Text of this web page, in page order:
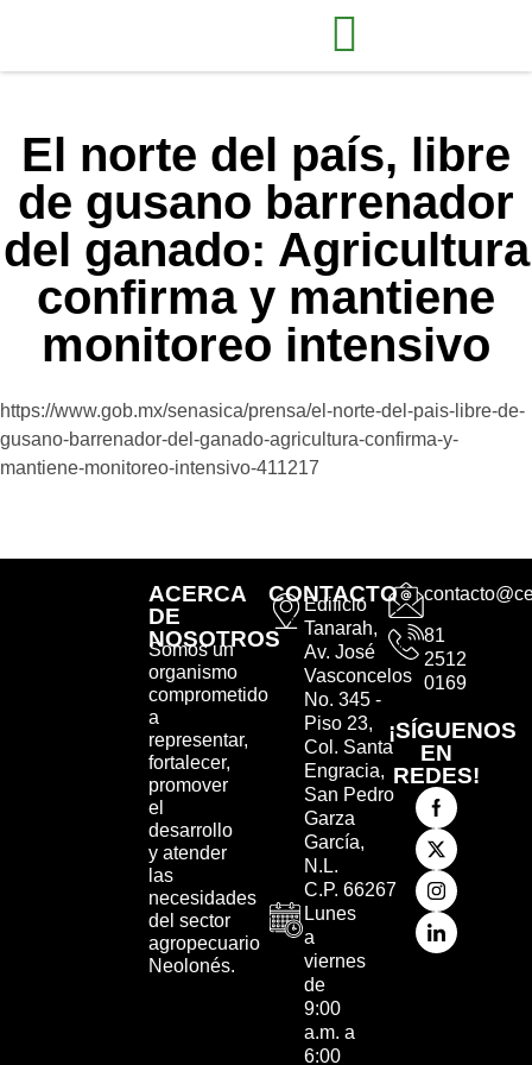
El norte del país, libre
de gusano barrenador
del ganado: Agricultura
confirma y mantiene
monitoreo intensivo
https://www.gob.mx/senasica/prensa/el-norte-del-pais-libre-de-
gusano-barrenador-del-ganado-agricultura-confirma-y-
mantiene-monitoreo-intensivo-411217
ACERCA
DE
NOSOTROS
Somos un
organismo
comprometido
a
representar,
fortalecer,
promover
el
desarrollo
y atender
las
necesidades
del sector
agropecuario
Neolonés.
CONTACTO
Edificio
Tanarah,
Av. José
Vasconcelos
No. 345 -
Piso 23,
Col. Santa
Engracia,
San Pedro
Garza
García,
N.L.
C.P. 66267
Lunes
a
viernes
de
9:00
a.m. a
6:00
81
2512
0169
¡SÍGUENOS
EN
REDES!